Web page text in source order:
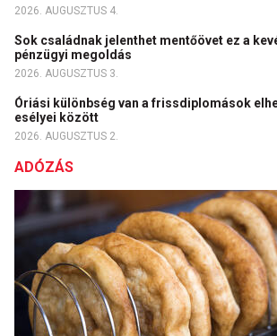
2026. AUGUSZTUS 4.
Sok családnak jelenthet mentőövet ez a
pénzügyi megoldás
2026. AUGUSZTUS 3.
Óriási különbség van a frissdiplomások
esélyei között
2026. AUGUSZTUS 2.
ADÓZÁS